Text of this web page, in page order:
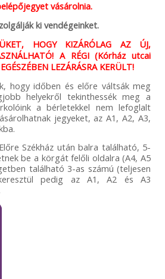
vásárolnia.
ki vendégeinket.
HOGY KIZÁRÓLAG AZ ÚJ,
A RÉGI (Kórház utcai
LEZÁRÁSRA KERÜLT!
hogy időben és előre váltsák meg
helyekről tekinthessék meg a
a bérletekkel nem lefoglalt
jegyeket, az A1, A2, A3,
Székház után balra található, 5-
be a körgát felőli oldalra (A4, A5
található 3-as számú (teljesen
pedig az A1, A2 és A3